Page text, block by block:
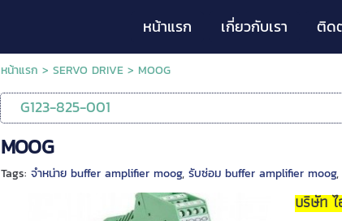
หน้าแรก เกี่ยวกับเรา ติด
หน้าแรก > SERVO DRIVE> MOOG
G123-825-001
MOOG
Tags:จำหน่าย buffer amplifier moog,รับซ่อม buffer amplifier moog
บริษัท